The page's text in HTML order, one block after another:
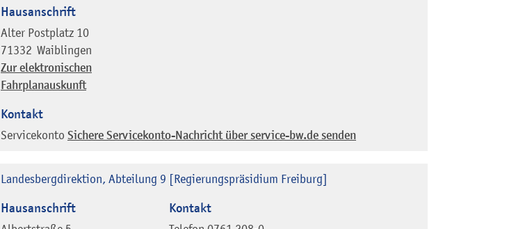
Hausanschrift
Alter Postplatz 10
71332 Waiblingen
Zur elektronischen
Fahrplanauskunft
Kontakt
Servicekonto Sichere Servicekonto-Nachricht über service-bw.de senden
Landesbergdirektion, Abteilung 9 [Regierungspräsidium Freiburg]
Hausanschrift Kontakt